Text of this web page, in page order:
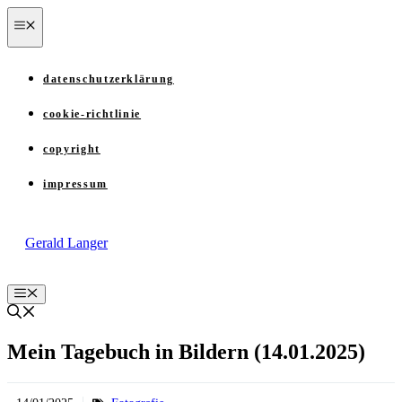
Zum
Inhalt
springen
datenschutzerklärung
cookie-richtlinie
copyright
impressum
Gerald Langer
Menü
Mein Tagebuch in Bildern (14.01.2025)